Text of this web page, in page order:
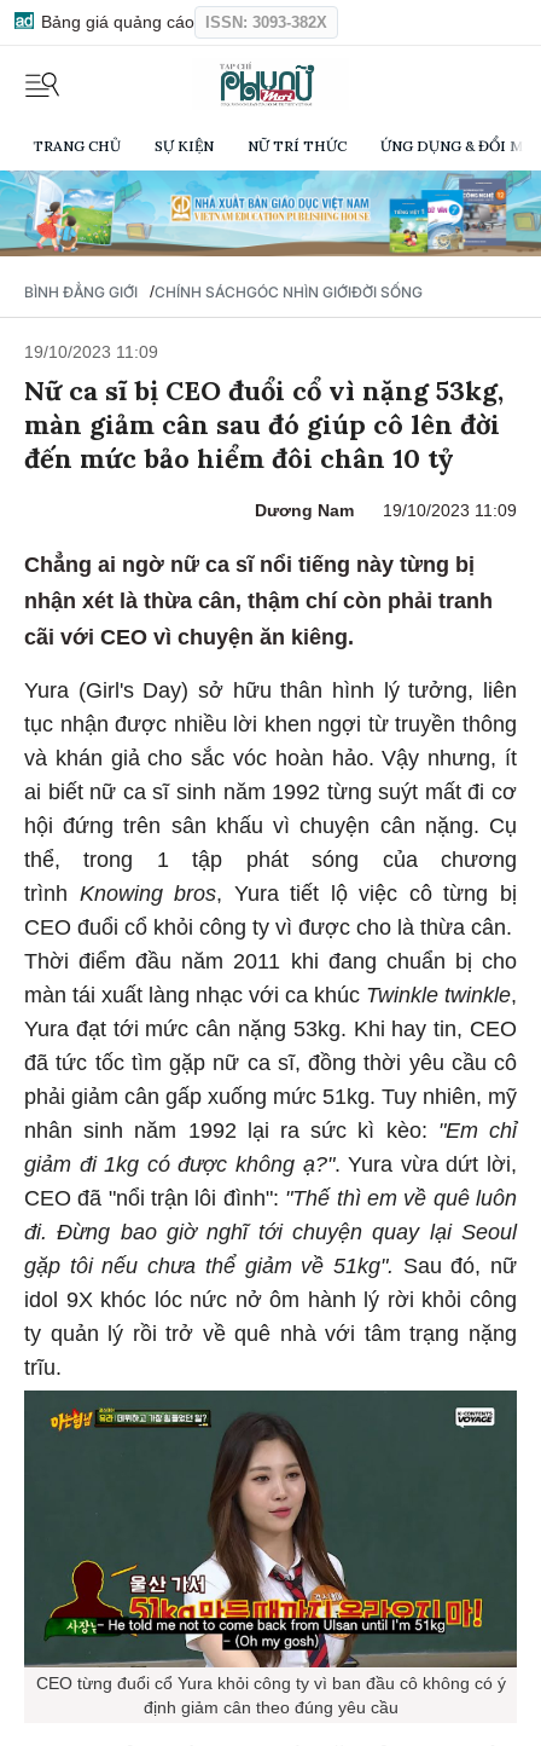
Bảng giá quảng cáo ISSN: 3093-382X
TRANG CHỦ SỰ KIỆN NỮ TRÍ THỨC ỨNG DỤNG & ĐỔI
BÌNH ĐẲNG GIỚI /CHÍNH SÁCHGÓC NHÌN GIỚIĐỜI SỐNG
19/10/2023 11:09
Nữ ca sĩ bị CEO đuổi cổ vì nặng 53kg,
màn giảm cân sau đó giúp cô lên đời
đến mức bảo hiểm đôi chân 10 tỷ
Dương Nam 19/10/2023 11:09
Chẳng ai ngờ nữ ca sĩ nổi tiếng này từng bị
nhận xét là thừa cân, thậm chí còn phải tranh
cãi với CEO vì chuyện ăn kiêng.
Yura (Girl's Day) sở hữu thân hình lý tưởng, liên
tục nhận được nhiều lời khen ngợi từ truyền thông
và khán giả cho sắc vóc hoàn hảo. Vậy nhưng, ít
ai biết nữ ca sĩ sinh năm 1992 từng suýt mất đi cơ
hội đứng trên sân khấu vì chuyện cân nặng. Cụ
thể, trong 1 tập phát sóng của chương
trình Knowing bros, Yura tiết lộ việc cô từng bị
CEO đuổi cổ khỏi công ty vì được cho là thừa cân.
Thời điểm đầu năm 2011 khi đang chuẩn bị cho
màn tái xuất làng nhạc với ca khúc Twinkle twinkle,
Yura đạt tới mức cân nặng 53kg. Khi hay tin, CEO
đã tức tốc tìm gặp nữ ca sĩ, đồng thời yêu cầu cô
phải giảm cân gấp xuống mức 51kg. Tuy nhiên, mỹ
nhân sinh năm 1992 lại ra sức kì kèo: "Em chỉ
giảm đi 1kg có được không ạ?". Yura vừa dứt lời,
CEO đã "nổi trận lôi đình": "Thế thì em về quê luôn
đi. Đừng bao giờ nghĩ tới chuyện quay lại Seoul
gặp tôi nếu chưa thể giảm về 51kg". Sau đó, nữ
idol 9X khóc lóc nức nở ôm hành lý rời khỏi công
ty quản lý rồi trở về quê nhà với tâm trạng nặng
trĩu.
CEO từng đuổi cổ Yura khỏi công ty vì ban đầu cô không có ý
định giảm cân theo đúng yêu cầu